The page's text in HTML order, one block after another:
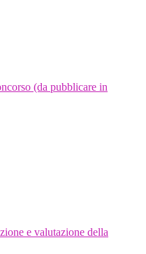
(da pubblicare in
e valutazione della